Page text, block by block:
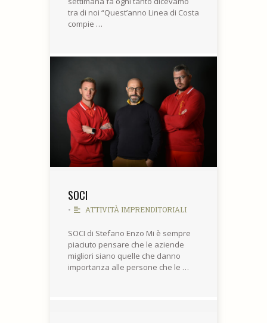
tra di noi “Quest’anno Linea di Costa
compie …
SOCI
• ATTIVITÀ IMPRENDITORIALI
SOCI di Stefano Enzo Mi è sempre
piaciuto pensare che le aziende
migliori siano quelle che danno
importanza alle persone che le …